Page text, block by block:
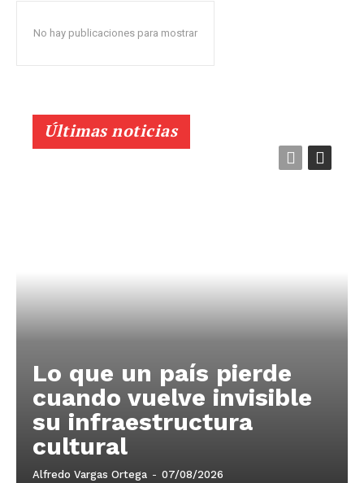
No hay publicaciones para mostrar
Últimas noticias
Lo que un país pierde
cuando vuelve invisible
su infraestructura
cultural
Alfredo Vargas Ortega - 07/08/2026